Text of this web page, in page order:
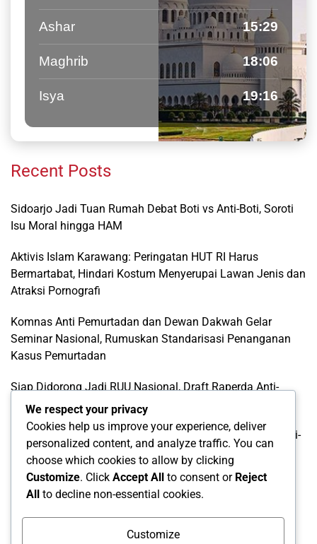
Ashar 15:29
Maghrib 18:06
Isya 19:16
Recent Posts
Sidoarjo Jadi Tuan Rumah Debat Boti vs Anti-Boti, Soroti
Isu Moral hingga HAM
Aktivis Islam Karawang: Peringatan HUT RI Harus
Bermartabat, Hindari Kostum Menyerupai Lawan Jenis dan
Atraksi Pornografi
Komnas Anti Pemurtadan dan Dewan Dakwah Gelar
Seminar Nasional, Rumuskan Standarisasi Penanganan
Kasus Pemurtadan
Siap Didorong Jadi RUU Nasional, Draft Raperda Anti-
LGBTQ+ Karawang Diterima Ust. Roinul Balad
Wujud Kontribusi Karawang: Cetuskan Draft Raperda Anti-
L68TQ+ Hingga Tingkat Pusat
Categories
We respect your privacy
Cookies help us improve your experience, deliver
personalized content, and analyze traffic. You can
choose which cookies to allow by clicking
Customize. Click Accept All to consent or Reject
All to decline non-essential cookies.
Customize